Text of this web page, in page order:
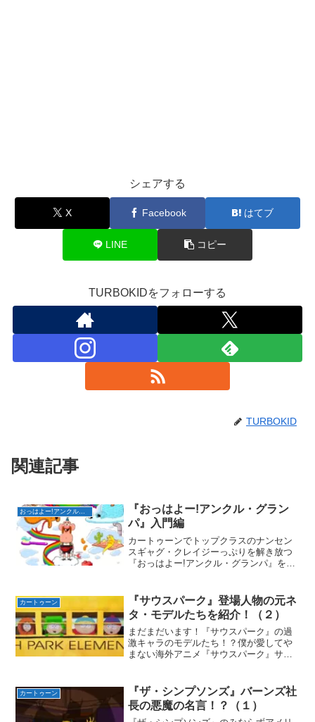
シェアする
X Facebook はてブ
LINE コピー
TURBOKIDをフォローする
TURBOKID
関連記事
『おっはよー!アンクル・グラン
パ』入門編
カートゥーンでトップクラスのナンセン
スギャグ・クレイジーっぷりを解き放つ
『おっはよー!アンクル・グランパ』を紹
も異彩を放つアニメ『おっはよー!アンク
ル・グランパ』を今回...
カートゥーン
『サウスパーク』登場人物の元ネ
タ・モデルたちを紹介！（２）
まだまだいます！『サウスパーク』の過
激キャラのモデルたち！？僕が愛してや
まない海外アニメ『サウスパーク』サウ
登場する！でもそんなキャラクターたち
の大体は元ネタ・モデルが...
カートゥーン
『ザ・シンプソンズ』バーンズ社
長の悪魔の名言！？（１）